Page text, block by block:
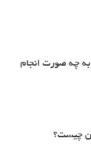
چه صورت انجام
چیست؟